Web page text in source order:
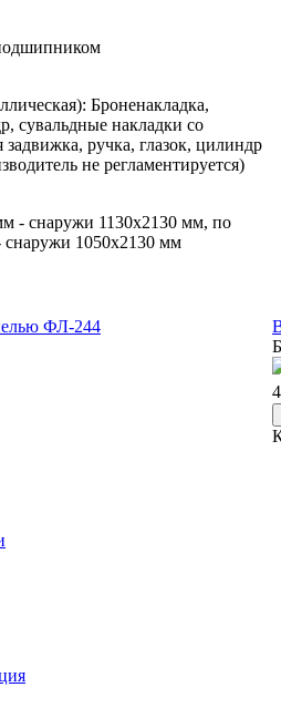
Броненакладка,
сувальдные накладки со
ручка, глазок, цилиндр
не регламентируется)
- снаружи 1130х2130 мм, по
снаружи 1050х2130 мм
ФЛ-244